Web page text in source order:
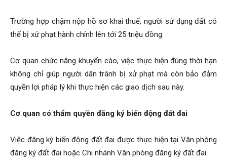
Trường hợp chậm nộp hồ sơ khai thuế, người sử dụng đất có
thể bị xử phạt hành chính lên tới 25 triệu đồng.
Cơ quan chức năng khuyến cáo, việc thực hiện đúng thời hạn
không chỉ giúp người dân tránh bị xử phạt mà còn bảo đảm
quyền lợi pháp lý khi thực hiện các giao dịch sau này.
Cơ quan có thẩm quyền đăng ký biến động đất đai
Việc đăng ký biến động đất đai được thực hiện tại Văn phòng
đăng ký đất đai hoặc Chi nhánh Văn phòng đăng ký đất đai.